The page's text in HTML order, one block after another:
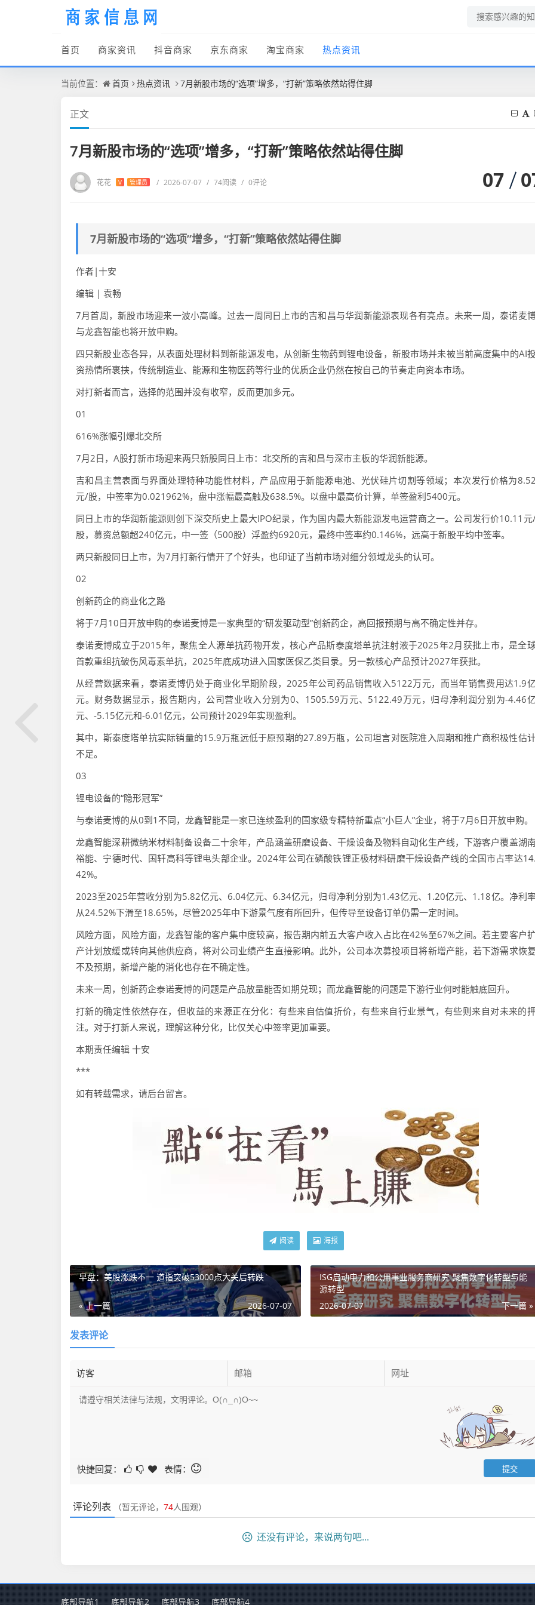
首页 商家资讯 抖音商家 京东商家 淘宝商家 热点资讯
当前位置： 首页 热点资讯 7月新股市场的“选项”增多，“打新”策略依然站得住脚
正文
7月新股市场的“选项”增多，“打新”策略依然站得住脚
花花 V 管理员 / 2026-07-07 / 74阅读 / 0评论 07
7月新股市场的“选项”增多，“打新”策略依然站得住脚
作者|十安
编辑 | 袁畅
7月首周，新股市场迎来一波小高峰。过去一周同日上市的吉和昌与华润新能源表现各有亮点。未来一周，泰诺麦
与龙鑫智能也将开放申购。
四只新股业态各异，从表面处理材料到新能源发电，从创新生物药到锂电设备，新股市场并未被当前高度集中的AI投
资热情所裹挟，传统制造业、能源和生物医药等行业的优质企业仍然在按自己的节奏走向资本市场。
对打新者而言，选择的范围并没有收窄，反而更加多元。
01
616%涨幅引爆北交所
7月2日，A股打新市场迎来两只新股同日上市：北交所的吉和昌与深市主板的华润新能源。
吉和昌主营表面与界面处理特种功能性材料，产品应用于新能源电池、光伏硅片切割等领域；本次发行价格为8.52
元/股，中签率为0.021962%，盘中涨幅最高触及638.5%。以盘中最高价计算，单签盈利5400元。
同日上市的华润新能源则创下深交所史上最大IPO纪录，作为国内最大新能源发电运营商之一。公司发行价10.11
股，募资总额超240亿元，中一签（500股）浮盈约6920元，最终中签率约0.146%，远高于新股平均中签率。
两只新股同日上市，为7月打新行情开了个好头，也印证了当前市场对细分领域龙头的认可。
02
创新药企的商业化之路
将于7月10日开放申购的泰诺麦博是一家典型的“研发驱动型”创新药企，高回报预期与高不确定性并存。
泰诺麦博成立于2015年，聚焦全人源单抗药物开发，核心产品斯泰度塔单抗注射液于2025年2月获批上市，是全
首款重组抗破伤风毒素单抗，2025年底成功进入国家医保乙类目录。另一款核心产品预计2027年获批。
从经营数据来看，泰诺麦博仍处于商业化早期阶段，2025年公司药品销售收入5122万元，而当年销售费用达1.9亿
元。财务数据显示，报告期内，公司营业收入分别为0、1505.59万元、5122.49万元，归母净利润分别为-4.46亿
元、-5.15亿元和-6.01亿元，公司预计2029年实现盈利。
其中，斯泰度塔单抗实际销量的15.9万瓶远低于原预期的27.89万瓶，公司坦言对医院准入周期和推广商积极性估
不足。
03
锂电设备的“隐形冠军”
与泰诺麦博的从0到1不同，龙鑫智能是一家已连续盈利的国家级专精特新重点“小巨人”企业，将于7月6日开放申购。
龙鑫智能深耕微纳米材料制备设备二十余年，产品涵盖研磨设备、干燥设备及物料自动化生产线，下游客户覆盖湖南
裕能、宁德时代、国轩高科等锂电头部企业。2024年公司在磷酸铁锂正极材料研磨干燥设备产线的全国市占率达14.
42%。
2023至2025年营收分别为5.82亿元、6.04亿元、6.34亿元，归母净利分别为1.43亿元、1.20亿元、1.18亿。净利
从24.52%下滑至18.65%，尽管2025年中下游景气度有所回升，但传导至设备订单仍需一定时间。
风险方面，风险方面，龙鑫智能的客户集中度较高，报告期内前五大客户收入占比在42%至67%之间。若主要客户
产计划放缓或转向其他供应商，将对公司业绩产生直接影响。此外，公司本次募投项目将新增产能，若下游需求恢复
不及预期，新增产能的消化也存在不确定性。
未来一周，创新药企泰诺麦博的问题是产品放量能否如期兑现；而龙鑫智能的问题是下游行业何时能触底回升。
打新的确定性依然存在，但收益的来源正在分化：有些来自估值折价，有些来自行业景气，有些则来自对未来的押
注。对于打新人来说，理解这种分化，比仅关心中签率更加重要。
本期责任编辑 十安
***
如有转载需求，请后台留言。
阅读 海报
早盘：美股涨跌不一 道指突破53000点大关后转跌
« 上一篇 2026-07-07
ISG启动电力和公用事业服务商研究 聚焦数字化转型与能
源转型
下一篇 »
2026-07-07
发表评论
快捷回复： 表情：
评论列表 （暂无评论， 74人围观）
还没有评论，来说两句吧...
底部导航1 底部导航2 底部导航3 底部导航4